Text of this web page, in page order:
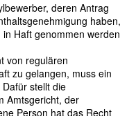
deren Antrag
haben,
Haft genommen werden
von regulären
zu gelangen, muss ein
stellt die
Amtsgericht, der
Person hat das Recht